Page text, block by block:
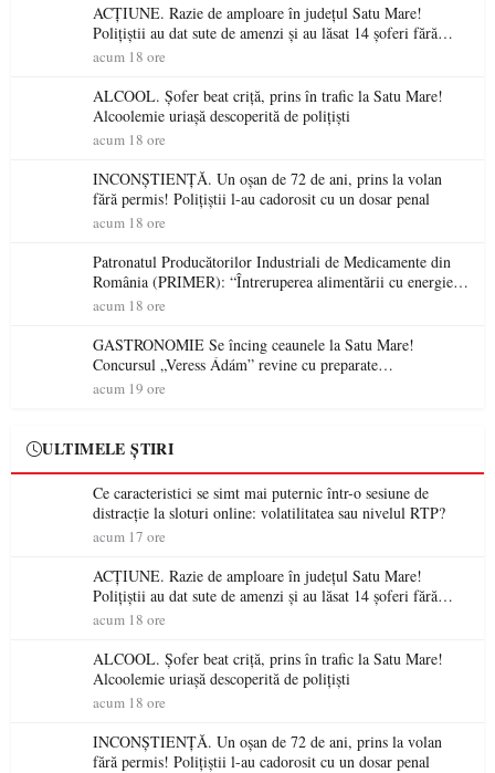
ACȚIUNE. Razie de amploare în județul Satu Mare!
Polițiștii au dat sute de amenzi și au lăsat 14 șoferi fără
permis într-o singură zi
acum 18 ore
ALCOOL. Șofer beat criță, prins în trafic la Satu Mare!
Alcoolemie uriașă descoperită de polițiști
acum 18 ore
INCONȘTIENȚĂ. Un oșan de 72 de ani, prins la volan
fără permis! Polițiștii l-au cadorosit cu un dosar penal
acum 18 ore
Patronatul Producătorilor Industriali de Medicamente din
România (PRIMER): “Întreruperea alimentării cu energie
electrică a fabricilor de medicamente va pune în pericol
acum 18 ore
GASTRONOMIE Se încing ceaunele la Satu Mare!
Concursul „Veress Ádám” revine cu preparate
spectaculoase, premii și un jurat de renume
acum 19 ore
ULTIMELE ȘTIRI
Ce caracteristici se simt mai puternic într-o sesiune de
distracție la sloturi online: volatilitatea sau nivelul RTP?
acum 17 ore
ACȚIUNE. Razie de amploare în județul Satu Mare!
Polițiștii au dat sute de amenzi și au lăsat 14 șoferi fără
permis într-o singură zi
acum 18 ore
ALCOOL. Șofer beat criță, prins în trafic la Satu Mare!
Alcoolemie uriașă descoperită de polițiști
acum 18 ore
INCONȘTIENȚĂ. Un oșan de 72 de ani, prins la volan
fără permis! Polițiștii l-au cadorosit cu un dosar penal